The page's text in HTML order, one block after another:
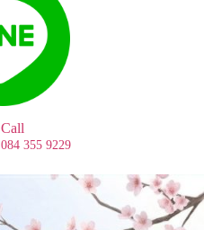
Call
084 355 9229